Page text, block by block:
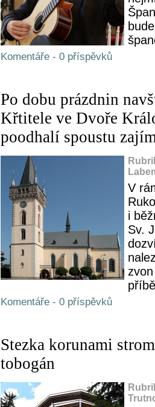
Komentáře - 0 příspěvků
Po dobu prázdnin
Křtitele ve Dvoře
poodhalí spoustu
V
i
Sv.
Komentáře - 0 příspěvků
Stezka korunami
tobogán